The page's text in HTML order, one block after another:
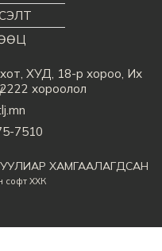
ХУД, 18-р хороо, Их
2222 хороолол
7510
ХАМГААЛАГДСАН
софт ХХК